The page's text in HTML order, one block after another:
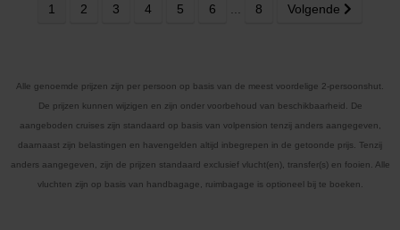
1 2 3 4 5 6 8 Volgende
Alle genoemde prijzen zijn per persoon op basis van de meest voordelige 2-persoonshut.
De prijzen kunnen wijzigen en zijn onder voorbehoud van beschikbaarheid. De
aangeboden cruises zijn standaard op basis van volpension tenzij anders aangegeven,
daarnaast zijn belastingen en havengelden altijd inbegrepen in de getoonde prijs. Tenzij
anders aangegeven, zijn de prijzen standaard exclusief vlucht(en), transfer(s) en fooien. Alle
vluchten zijn op basis van handbagage, ruimbagage is optioneel bij te boeken.